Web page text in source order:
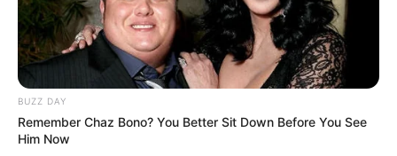
BUZZ DAY
Remember Chaz Bono? You Better Sit Down Before You See
Him Now